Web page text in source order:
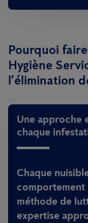
Pourquoi
Hygiène
l’élimination
Une approche
chaque
Chaque
méthode de
expertise